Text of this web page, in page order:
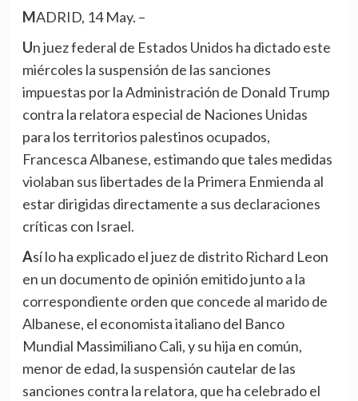
MADRID, 14 May. –
Un juez federal de Estados Unidos ha dictado este
miércoles la suspensión de las sanciones
impuestas por la Administración de Donald Trump
contra la relatora especial de Naciones Unidas
para los territorios palestinos ocupados,
Francesca Albanese, estimando que tales medidas
violaban sus libertades de la Primera Enmienda al
estar dirigidas directamente a sus declaraciones
críticas con Israel.
Así lo ha explicado el juez de distrito Richard Leon
en un documento de opinión emitido junto a la
correspondiente orden que concede al marido de
Albanese, el economista italiano del Banco
Mundial Massimiliano Cali, y su hija en común,
menor de edad, la suspensión cautelar de las
sanciones contra la relatora, que ha celebrado el